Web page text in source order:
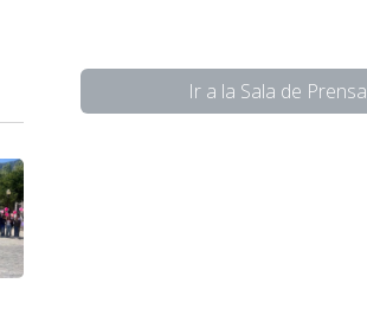
Ir a la Sala de Prensa